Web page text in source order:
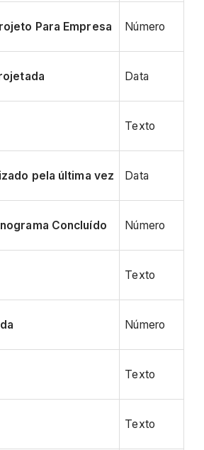
Para Empresa Número
Data
Texto
pela última vez Data
Concluído Número
Texto
Número
Texto
Texto